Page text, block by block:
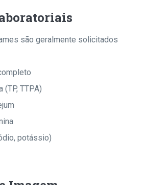
são geralmente solicitados
(TP, TTPA)
potássio)